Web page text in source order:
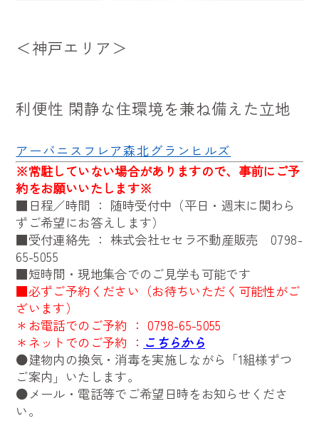
＜神戸エリア＞
利便性 閑静な住環境を兼ね備えた立地
アーバニスフレア森北グランヒルズ
※常駐していない場合がありますので、事前にご予
約をお願いいたします※
■日程／時間 ： 随時受付中（平日・週末に関わら
ずご希望にお答えします）
■受付連絡先 ： 株式会社セセラ不動産販売 0798-
65-5055
■短時間・現地集合でのご見学も可能です
■必ずご予約ください（お待ちいただく可能性がご
ざいます）
＊お電話でのご予約 ： 0798-65-5055
＊ネットでのご予約 ： こちらから
●建物内の換気・消毒を実施しながら「1組様ずつ
ご案内」いたします。
●メール・電話等でご希望日時をお知らせくださ
い。